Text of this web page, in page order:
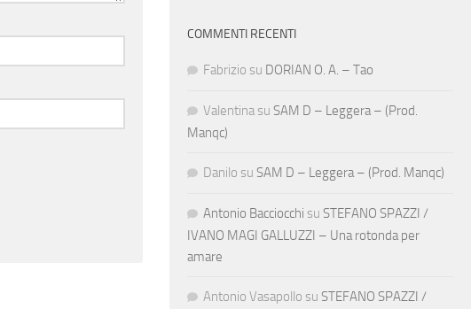
COMMENTI RECENTI
Fabrizio su DORIAN O. A. – Tao
Valentina su SAM D – Leggera – (Prod.
Manqc)
Danilo su SAM D – Leggera – (Prod. Manqc)
Antonio Bacciocchi su STEFANO SPAZZI /
IVANO MAGI GALLUZZI – Una rotonda per
amare
Antonio Vasapollo su STEFANO SPAZZI /